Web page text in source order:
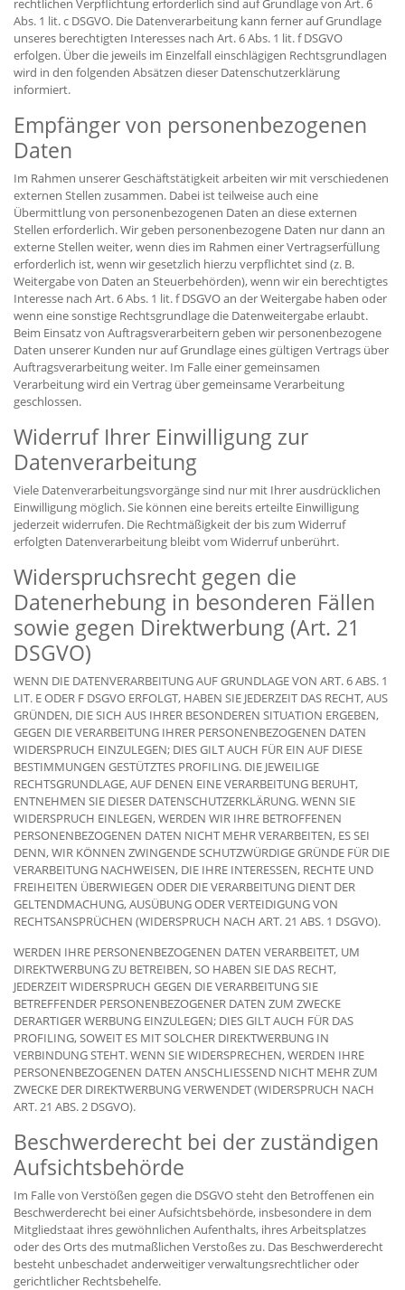
rechtlichen Verpflichtung erforderlich sind auf Grundlage von Art. 6
Abs. 1 lit. c DSGVO. Die Datenverarbeitung kann ferner auf Grundlage
unseres berechtigten Interesses nach Art. 6 Abs. 1 lit. f DSGVO
erfolgen. Über die jeweils im Einzelfall einschlägigen Rechtsgrundlagen
wird in den folgenden Absätzen dieser Datenschutzerklärung
informiert.
Empfänger von personenbezogenen
Daten
Im Rahmen unserer Geschäftstätigkeit arbeiten wir mit verschiedenen
externen Stellen zusammen. Dabei ist teilweise auch eine
Übermittlung von personenbezogenen Daten an diese externen
Stellen erforderlich. Wir geben personenbezogene Daten nur dann an
externe Stellen weiter, wenn dies im Rahmen einer Vertragserfüllung
erforderlich ist, wenn wir gesetzlich hierzu verpflichtet sind (z. B.
Weitergabe von Daten an Steuerbehörden), wenn wir ein berechtigtes
Interesse nach Art. 6 Abs. 1 lit. f DSGVO an der Weitergabe haben oder
wenn eine sonstige Rechtsgrundlage die Datenweitergabe erlaubt.
Beim Einsatz von Auftragsverarbeitern geben wir personenbezogene
Daten unserer Kunden nur auf Grundlage eines gültigen Vertrags über
Auftragsverarbeitung weiter. Im Falle einer gemeinsamen
Verarbeitung wird ein Vertrag über gemeinsame Verarbeitung
geschlossen.
Widerruf Ihrer Einwilligung zur
Datenverarbeitung
Viele Datenverarbeitungsvorgänge sind nur mit Ihrer ausdrücklichen
Einwilligung möglich. Sie können eine bereits erteilte Einwilligung
jederzeit widerrufen. Die Rechtmäßigkeit der bis zum Widerruf
erfolgten Datenverarbeitung bleibt vom Widerruf unberührt.
Widerspruchsrecht gegen die
Datenerhebung in besonderen Fällen
sowie gegen Direktwerbung (Art. 21
DSGVO)
WENN DIE DATENVERARBEITUNG AUF GRUNDLAGE VON ART. 6 ABS. 1
LIT. E ODER F DSGVO ERFOLGT, HABEN SIE JEDERZEIT DAS RECHT, AUS
GRÜNDEN, DIE SICH AUS IHRER BESONDEREN SITUATION ERGEBEN,
GEGEN DIE VERARBEITUNG IHRER PERSONENBEZOGENEN DATEN
WIDERSPRUCH EINZULEGEN; DIES GILT AUCH FÜR EIN AUF DIESE
BESTIMMUNGEN GESTÜTZTES PROFILING. DIE JEWEILIGE
RECHTSGRUNDLAGE, AUF DENEN EINE VERARBEITUNG BERUHT,
ENTNEHMEN SIE DIESER DATENSCHUTZERKLÄRUNG. WENN SIE
WIDERSPRUCH EINLEGEN, WERDEN WIR IHRE BETROFFENEN
PERSONENBEZOGENEN DATEN NICHT MEHR VERARBEITEN, ES SEI
DENN, WIR KÖNNEN ZWINGENDE SCHUTZWÜRDIGE GRÜNDE FÜR DIE
VERARBEITUNG NACHWEISEN, DIE IHRE INTERESSEN, RECHTE UND
FREIHEITEN ÜBERWIEGEN ODER DIE VERARBEITUNG DIENT DER
GELTENDMACHUNG, AUSÜBUNG ODER VERTEIDIGUNG VON
RECHTSANSPRÜCHEN (WIDERSPRUCH NACH ART. 21 ABS. 1 DSGVO).
WERDEN IHRE PERSONENBEZOGENEN DATEN VERARBEITET, UM
DIREKTWERBUNG ZU BETREIBEN, SO HABEN SIE DAS RECHT,
JEDERZEIT WIDERSPRUCH GEGEN DIE VERARBEITUNG SIE
BETREFFENDER PERSONENBEZOGENER DATEN ZUM ZWECKE
DERARTIGER WERBUNG EINZULEGEN; DIES GILT AUCH FÜR DAS
PROFILING, SOWEIT ES MIT SOLCHER DIREKTWERBUNG IN
VERBINDUNG STEHT. WENN SIE WIDERSPRECHEN, WERDEN IHRE
PERSONENBEZOGENEN DATEN ANSCHLIESSEND NICHT MEHR ZUM
ZWECKE DER DIREKTWERBUNG VERWENDET (WIDERSPRUCH NACH
ART. 21 ABS. 2 DSGVO).
Beschwerde­recht bei der zuständigen
Aufsichts­behörde
Im Falle von Verstößen gegen die DSGVO steht den Betroffenen ein
Beschwerderecht bei einer Aufsichtsbehörde, insbesondere in dem
Mitgliedstaat ihres gewöhnlichen Aufenthalts, ihres Arbeitsplatzes
oder des Orts des mutmaßlichen Verstoßes zu. Das Beschwerderecht
besteht unbeschadet anderweitiger verwaltungsrechtlicher oder
gerichtlicher Rechtsbehelfe.